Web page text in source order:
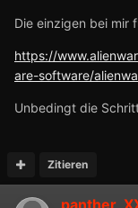
Die einzigen bei mir
https://
are-software/
Unbedingt die
Zitieren